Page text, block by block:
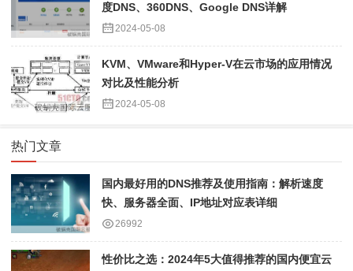
度DNS、360DNS、Google DNS详解
2024-05-08
KVM、VMware和Hyper-V在云市场的应用情况
对比及性能分析
2024-05-08
热门文章
国内最好用的DNS推荐及使用指南：解析速度
快、服务器全面、IP地址对应表详细
26992
性价比之选：2024年5大值得推荐的国内便宜云